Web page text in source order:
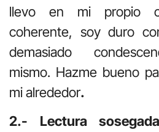
llevo en mi propio
coherente, soy duro
demasiado
mismo. Hazme bueno
mi alrededor.
2.- Lectura